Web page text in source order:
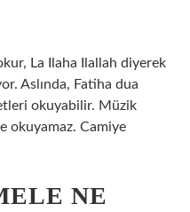
La Ilaha Ilallah diyerek
Aslında, Fatiha dua
okuyabilir. Müzik
okuyamaz. Camiye
NE